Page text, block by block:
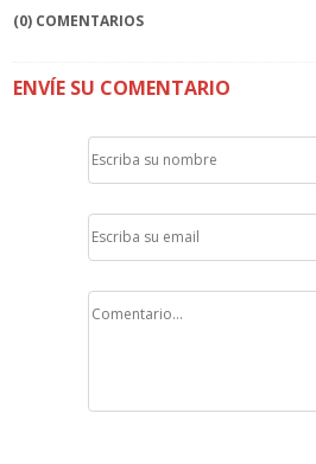
(0) COMENTARIOS
ENVÍE SU COMENTARIO